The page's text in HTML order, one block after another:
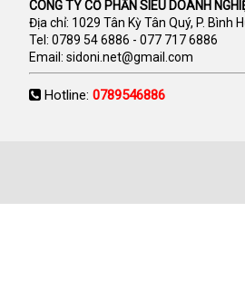
CÔNG TY CỔ PHẦN SIÊU DOANH
Địa chỉ: 1029 Tân Kỳ Tân Quý, P. Bình
Tel: 0789 54 6886 - 077 717 6886
Email: sidoni.net@gmail.com
Hotline: 0789546886